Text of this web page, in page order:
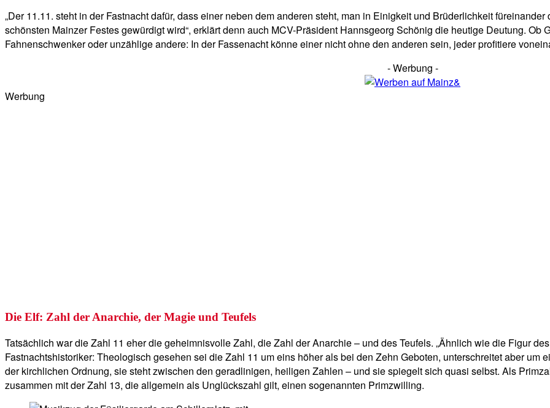
„Der 11.11. steht in der Fastnacht dafür, dass einer neben dem anderen steht, man in Einigkeit und Brüderlichkeit
schönsten Mainzer Festes gewürdigt wird“, erklärt denn auch MCV-Präsident Hannsgeorg Schönig die heutige Deutung. Ob
Fahnenschwenker oder unzählige andere: In der Fassenacht könne einer nicht ohne den anderen sein, jeder profitiere
- Werbung -
Werbung
Die Elf: Zahl der Anarchie, der Magie und Teufels
Tatsächlich war die Zahl 11 eher die geheimnisvolle Zahl, die Zahl der Anarchie – und des Teufels. „Ähnlich wie die Figur
Fastnachtshistoriker: Theologisch gesehen sei die Zahl 11 um eins höher als bei den Zehn Geboten, unterschreitet aber um
der kirchlichen Ordnung, sie steht zwischen den geradlinigen, heiligen Zahlen – und sie spiegelt sich quasi selbst. Als
zusammen mit der Zahl 13, die allgemein als Unglückszahl gilt, einen sogenannten Primzwilling.